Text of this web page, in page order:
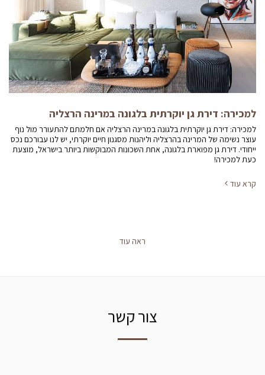
למכירה: דירת גן יוקרתית בלגונה במרינה הרצליה
למכירה: דירת גן יוקרתית בלגונה במרינה הרצליה אם חלמתם להתעורר מול נוף
עוצר נשימה של המרינה בהרצליה וליהנות מסגנון חיים יוקרתי, יש לנו עבורכם נכס
ייחודי. דירת גן מפוארת בלגונה, אחת השכונות המבוקשות ביותר בישראל, מוצעת
כעת למכירה!
קרא עוד
ראה עוד
צור קשר